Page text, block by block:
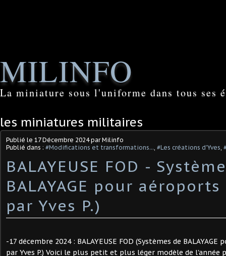
MILINFO
La miniature sous l'uniforme dans tous ses
les miniatures militaires
Publié le 17 Décembre 2024par Milinfo
Publié dans : #Modifications et transformations..., #Les créations d'Yves,
BALAYEUSE FOD -
BALAYAGE pour
par Yves P.) ​
-17 décembre 2024 : BALAYEUSE FOD (Systèmes de
par Yves P.) Voici le plus petit et plus léger modèle de l'année